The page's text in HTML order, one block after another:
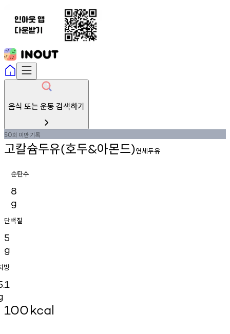
음식 또는 운동 검색하기
50회 미만기록
고칼슘두유(호두&아몬드)연세두유
순탄수
8
g
단백질
5
g
방
100kcal